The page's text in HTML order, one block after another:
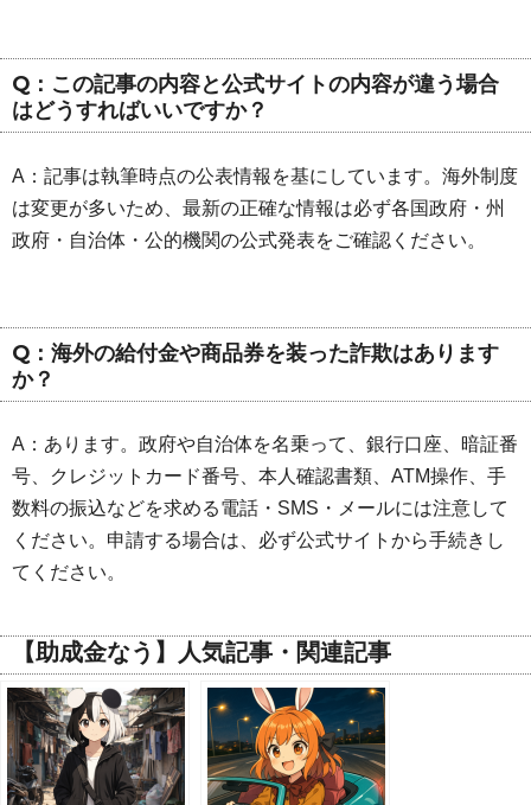
Q：この記事の内容と公式サイトの内容が違う場合
はどうすればいいですか？
A：記事は執筆時点の公表情報を基にしています。海外制度
は変更が多いため、最新の正確な情報は必ず各国政府・州
政府・自治体・公的機関の公式発表をご確認ください。
Q：海外の給付金や商品券を装った詐欺はあります
か？
A：あります。政府や自治体を名乗って、銀行口座、暗証番
号、クレジットカード番号、本人確認書類、ATM操作、手
数料の振込などを求める電話・SMS・メールには注意して
ください。申請する場合は、必ず公式サイトから手続きし
てください。
【助成金なう】人気記事・関連記事